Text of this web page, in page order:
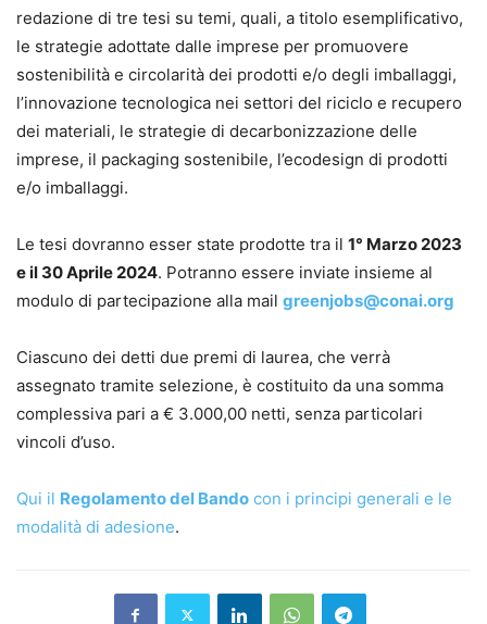
redazione di tre tesi su temi, quali, a titolo esemplificativo,
le strategie adottate dalle imprese per promuovere
sostenibilità e circolarità dei prodotti e/o degli imballaggi,
l’innovazione tecnologica nei settori del riciclo e recupero
dei materiali, le strategie di decarbonizzazione delle
imprese, il packaging sostenibile, l’ecodesign di prodotti
e/o imballaggi.
Le tesi dovranno esser state prodotte tra il 1° Marzo 2023
e il 30 Aprile 2024. Potranno essere inviate insieme al
modulo di partecipazione alla mail greenjobs@conai.org
Ciascuno dei detti due premi di laurea, che verrà
assegnato tramite selezione, è costituito da una somma
complessiva pari a € 3.000,00 netti, senza particolari
vincoli d’uso.
Qui il Regolamento del Bando con i principi generali e le
modalità di adesione.